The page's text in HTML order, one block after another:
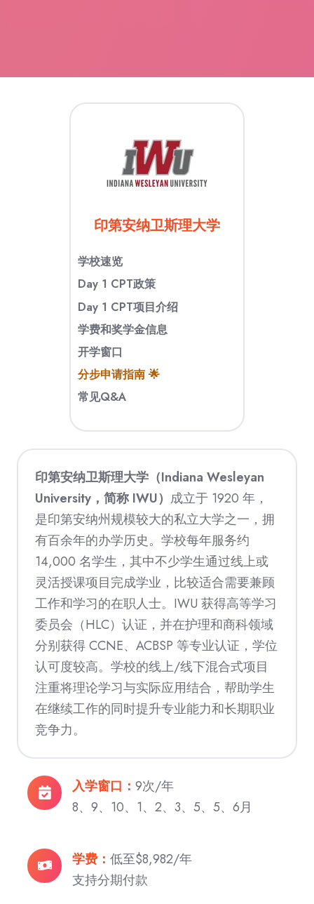
印第安纳卫斯理大学
学校速览
Day 1 CPT政策
Day 1 CPT项目介绍
学费和奖学金信息
开学窗口
分步申请指南 🌟
常见Q&A
印第安纳卫斯理大学（Indiana Wesleyan
University，简称 IWU） 成立于 1920 年，
是印第安纳州规模较大的私立大学之一，拥
有百余年的办学历史。学校每年服务约
14,000 名学生，其中不少学生通过线上或
灵活授课项目完成学业，比较适合需要兼顾
工作和学习的在职人士。IWU 获得高等学习
委员会（HLC）认证，并在护理和商科领域
分别获得 CCNE、ACBSP 等专业认证，学位
认可度较高。学校的线上/线下混合式项目
注重将理论学习与实际应用结合，帮助学生
在继续工作的同时提升专业能力和长期职业
竞争力。
入学窗口：9次/年
8、9、10、1、2、3、5、5、6月
入
学
口：
9
学费：低至$8,982/年
支持分期付款
学
费：